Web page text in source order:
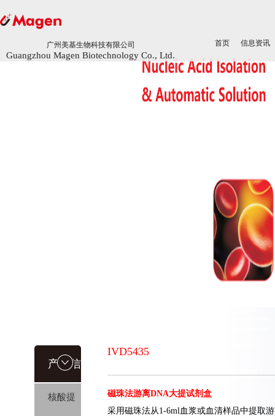
广州美基生物科技有限公司
Guangzhou Magen Biotechnology Co., Ltd.
首页 信息资讯
广州美基生物科技有限公司
Guangzhou Magen Biotechnology Co., Ltd.
首页 信息资讯
产品信
息
核酸提
IVD5435
磁珠法游离DNA大提试剂盒
采用磁珠法从1-6ml血浆或血清样品中提取